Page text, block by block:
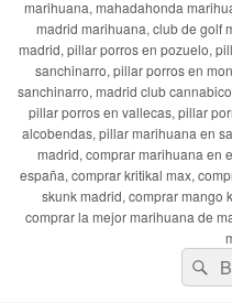
marihuana, mahadahonda
madrid marihuana, club de golf
madrid, pillar porros en pozuelo,
sanchinarro, pillar porros en
sanchinarro, madrid club
pillar porros en vallecas, pillar
alcobendas, pillar marihuana en
madrid, comprar marihuana en
españa, comprar kritikal max,
skunk madrid, comprar mango
comprar la mejor marihuana de
por: